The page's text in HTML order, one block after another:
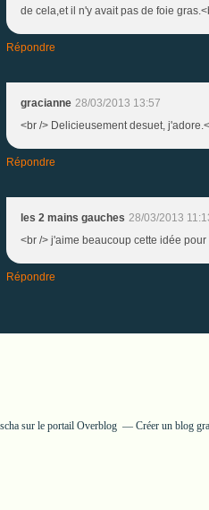
de cela,et il n'y avait pas de foie
Répondre
gracianne 28/03/2013 13:57
<br /> Delicieusement desuet,
Répondre
les 2 mains gauches 28/03/2013
<br /> j'aime beaucoup cette idée
Répondre
sur le portail Overblog Créer un blog